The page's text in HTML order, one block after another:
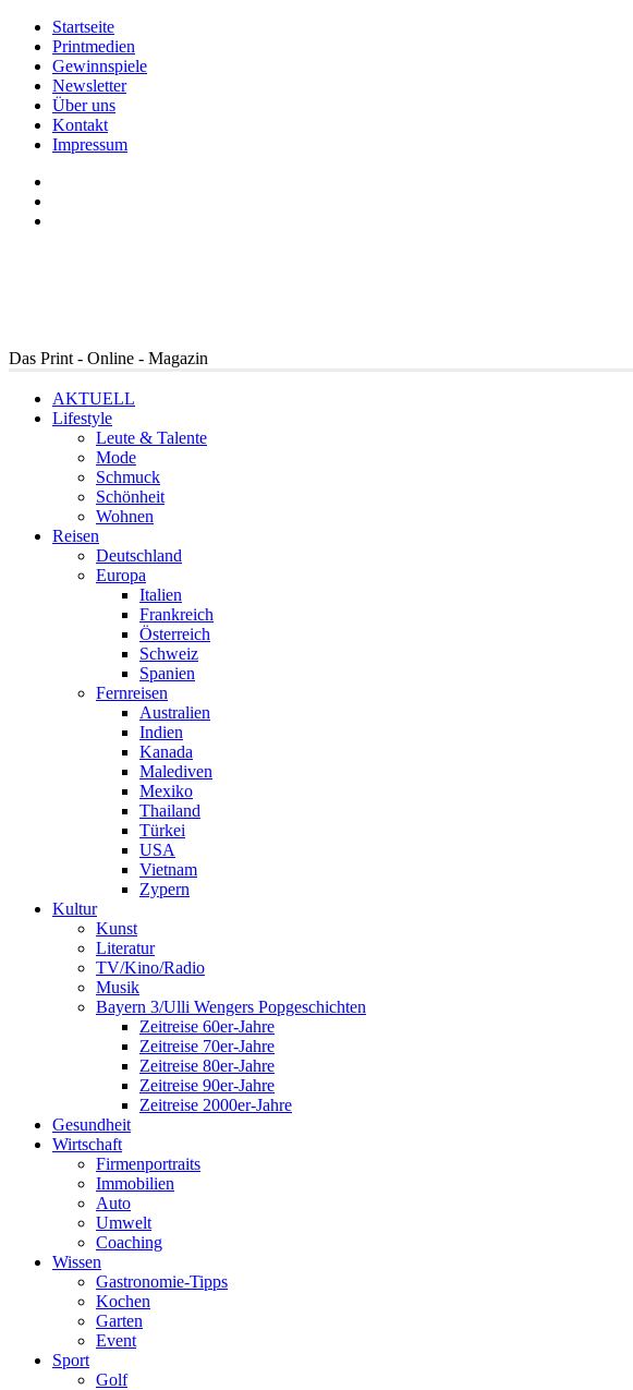
Startseite
Printmedien
Gewinnspiele
Newsletter
Über uns
Kontakt
Impressum
Das Print - Online - Magazin
AKTUELL
Lifestyle
Leute & Talente
Mode
Schmuck
Schönheit
Wohnen
Reisen
Deutschland
Europa
Italien
Frankreich
Österreich
Schweiz
Spanien
Fernreisen
Australien
Indien
Kanada
Malediven
Mexiko
Thailand
Türkei
USA
Vietnam
Zypern
Kultur
Kunst
Literatur
TV/Kino/Radio
Musik
Bayern 3/Ulli Wengers Popgeschichten
Zeitreise 60er-Jahre
Zeitreise 70er-Jahre
Zeitreise 80er-Jahre
Zeitreise 90er-Jahre
Zeitreise 2000er-Jahre
Gesundheit
Wirtschaft
Firmenportraits
Immobilien
Auto
Umwelt
Coaching
Wissen
Gastronomie-Tipps
Kochen
Garten
Event
Sport
Golf